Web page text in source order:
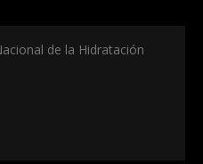
de la Hidratación